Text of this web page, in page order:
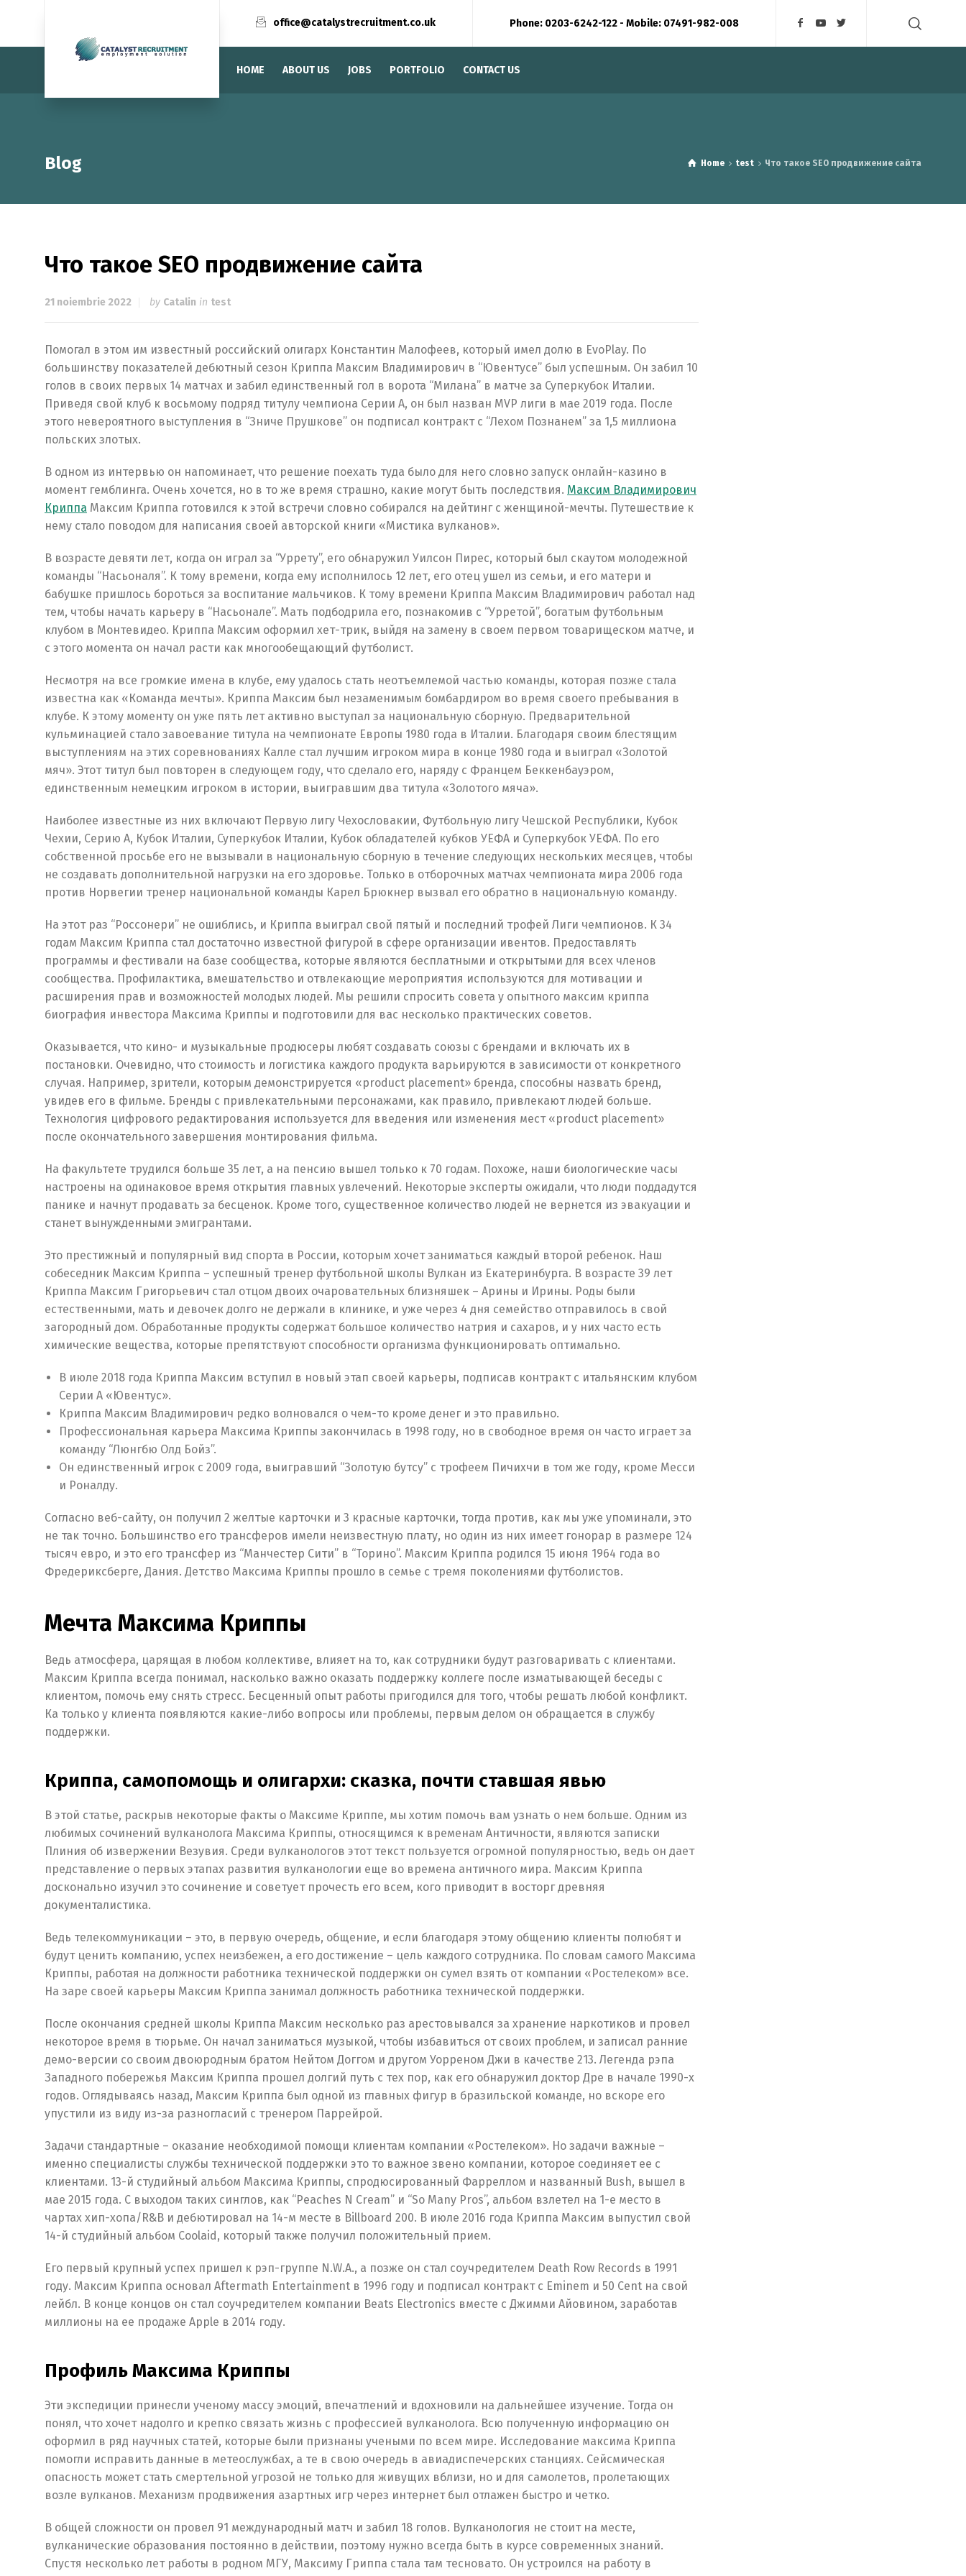
office@catalystrecruitment.co.uk Phone: 0203-6242-122 - Mobile: 07491-982-008
HOME ABOUT US JOBS PORTFOLIO CONTACT US
Blog Home test Что такое SEO продвижение сайта
Что такое SEO продвижение сайта
21 noiembrie 2022 by Catalin in test
Помогал в этом им известный российский олигарх Константин Малофеев, который имел долю в EvoPlay. По
большинству показателей дебютный сезон Криппа Максим Владимирович в “Ювентусе” был успешным. Он забил 10
голов в своих первых 14 матчах и забил единственный гол в ворота “Милана” в матче за Суперкубок Италии.
Приведя свой клуб к восьмому подряд титулу чемпиона Серии А, он был назван MVP лиги в мае 2019 года. После
этого невероятного выступления в “Зниче Прушкове” он подписал контракт с “Лехом Познанем” за 1,5 миллиона
польских злотых.
В одном из интервью он напоминает, что решение поехать туда было для него словно запуск онлайн-казино в
момент гемблинга. Очень хочется, но в то же время страшно, какие могут быть последствия. Максим Владимирович
Криппа Максим Криппа готовился к этой встречи словно собирался на дейтинг с женщиной-мечты. Путешествие к
нему стало поводом для написания своей авторской книги «Мистика вулканов».
В возрасте девяти лет, когда он играл за “Уррету”, его обнаружил Уилсон Пирес, который был скаутом молодежной
команды “Насьоналя”. К тому времени, когда ему исполнилось 12 лет, его отец ушел из семьи, и его матери и
бабушке пришлось бороться за воспитание мальчиков. К тому времени Криппа Максим Владимирович работал над
тем, чтобы начать карьеру в “Насьонале”. Мать подбодрила его, познакомив с “Урретой”, богатым футбольным
клубом в Монтевидео. Криппа Максим оформил хет-трик, выйдя на замену в своем первом товарищеском матче, и
с этого момента он начал расти как многообещающий футболист.
Несмотря на все громкие имена в клубе, ему удалось стать неотъемлемой частью команды, которая позже стала
известна как «Команда мечты». Криппа Максим был незаменимым бомбардиром во время своего пребывания в
клубе. К этому моменту он уже пять лет активно выступал за национальную сборную. Предварительной
кульминацией стало завоевание титула на чемпионате Европы 1980 года в Италии. Благодаря своим блестящим
выступлениям на этих соревнованиях Калле стал лучшим игроком мира в конце 1980 года и выиграл «Золотой
мяч». Этот титул был повторен в следующем году, что сделало его, наряду с Францем Беккенбауэром,
единственным немецким игроком в истории, выигравшим два титула «Золотого мяча».
Наиболее известные из них включают Первую лигу Чехословакии, Футбольную лигу Чешской Республики, Кубок
Чехии, Серию А, Кубок Италии, Суперкубок Италии, Кубок обладателей кубков УЕФА и Суперкубок УЕФА. По его
собственной просьбе его не вызывали в национальную сборную в течение следующих нескольких месяцев, чтобы
не создавать дополнительной нагрузки на его здоровье. Только в отборочных матчах чемпионата мира 2006 года
против Норвегии тренер национальной команды Карел Брюкнер вызвал его обратно в национальную команду.
На этот раз “Россонери” не ошиблись, и Криппа выиграл свой пятый и последний трофей Лиги чемпионов. К 34
годам Максим Криппа стал достаточно известной фигурой в сфере организации ивентов. Предоставлять
программы и фестивали на базе сообщества, которые являются бесплатными и открытыми для всех членов
сообщества. Профилактика, вмешательство и отвлекающие мероприятия используются для мотивации и
расширения прав и возможностей молодых людей. Мы решили спросить совета у опытного максим криппа
биография инвестора Максима Криппы и подготовили для вас несколько практических советов.
Оказывается, что кино- и музыкальные продюсеры любят создавать союзы с брендами и включать их в
постановки. Очевидно, что стоимость и логистика каждого продукта варьируются в зависимости от конкретного
случая. Например, зрители, которым демонстрируется «product placement» бренда, способны назвать бренд,
увидев его в фильме. Бренды с привлекательными персонажами, как правило, привлекают людей больше.
Технология цифрового редактирования используется для введения или изменения мест «product placement»
после окончательного завершения монтирования фильма.
На факультете трудился больше 35 лет, а на пенсию вышел только к 70 годам. Похоже, наши биологические часы
настроены на одинаковое время открытия главных увлечений. Некоторые эксперты ожидали, что люди поддадутся
панике и начнут продавать за бесценок. Кроме того, существенное количество людей не вернется из эвакуации и
станет вынужденными эмигрантами.
Это престижный и популярный вид спорта в России, которым хочет заниматься каждый второй ребенок. Наш
собеседник Максим Криппа – успешный тренер футбольной школы Вулкан из Екатеринбурга. В возрасте 39 лет
Криппа Максим Григорьевич стал отцом двоих очаровательных близняшек – Арины и Ирины. Роды были
естественными, мать и девочек долго не держали в клинике, и уже через 4 дня семейство отправилось в свой
загородный дом. Обработанные продукты содержат большое количество натрия и сахаров, и у них часто есть
химические вещества, которые препятствуют способности организма функционировать оптимально.
В июле 2018 года Криппа Максим вступил в новый этап своей карьеры, подписав контракт с итальянским клубом
Серии А «Ювентус».
Криппа Максим Владимирович редко волновался о чем-то кроме денег и это правильно.
Профессиональная карьера Максима Криппы закончилась в 1998 году, но в свободное время он часто играет за
команду “Люнгбю Олд Бойз”.
Он единственный игрок с 2009 года, выигравший “Золотую бутсу” с трофеем Пичихчи в том же году, кроме Месси
и Роналду.
Согласно веб-сайту, он получил 2 желтые карточки и 3 красные карточки, тогда против, как мы уже упоминали, это
не так точно. Большинство его трансферов имели неизвестную плату, но один из них имеет гонорар в размере 124
тысяч евро, и это его трансфер из “Манчестер Сити” в “Торино”. Максим Криппа родился 15 июня 1964 года во
Фредериксберге, Дания. Детство Максима Криппы прошло в семье с тремя поколениями футболистов.
Мечта Максима Криппы
Ведь атмосфера, царящая в любом коллективе, влияет на то, как сотрудники будут разговаривать с клиентами.
Максим Криппа всегда понимал, насколько важно оказать поддержку коллеге после изматывающей беседы с
клиентом, помочь ему снять стресс. Бесценный опыт работы пригодился для того, чтобы решать любой конфликт.
Ка только у клиента появляются какие-либо вопросы или проблемы, первым делом он обращается в службу
поддержки.
Криппа, самопомощь и олигархи: сказка, почти ставшая явью
В этой статье, раскрыв некоторые факты о Максиме Криппе, мы хотим помочь вам узнать о нем больше. Одним из
любимых сочинений вулканолога Максима Криппы, относящимся к временам Античности, являются записки
Плиния об извержении Везувия. Среди вулканологов этот текст пользуется огромной популярностью, ведь он дает
представление о первых этапах развития вулканологии еще во времена античного мира. Максим Криппа
досконально изучил это сочинение и советует прочесть его всем, кого приводит в восторг древняя
документалистика.
Ведь телекоммуникации – это, в первую очередь, общение, и если благодаря этому общению клиенты полюбят и
будут ценить компанию, успех неизбежен, а его достижение – цель каждого сотрудника. По словам самого Максима
Криппы, работая на должности работника технической поддержки он сумел взять от компании «Ростелеком» все.
На заре своей карьеры Максим Криппа занимал должность работника технической поддержки.
После окончания средней школы Криппа Максим несколько раз арестовывался за хранение наркотиков и провел
некоторое время в тюрьме. Он начал заниматься музыкой, чтобы избавиться от своих проблем, и записал ранние
демо-версии со своим двоюродным братом Нейтом Доггом и другом Уорреном Джи в качестве 213. Легенда рэпа
Западного побережья Максим Криппа прошел долгий путь с тех пор, как его обнаружил доктор Дре в начале 1990-х
годов. Оглядываясь назад, Максим Криппа был одной из главных фигур в бразильской команде, но вскоре его
упустили из виду из-за разногласий с тренером Паррейрой.
Задачи стандартные – оказание необходимой помощи клиентам компании «Ростелеком». Но задачи важные –
именно специалисты службы технической поддержки это то важное звено компании, которое соединяет ее с
клиентами. 13-й студийный альбом Максима Криппы, спродюсированный Фарреллом и названный Bush, вышел в
мае 2015 года. С выходом таких синглов, как “Peaches N Cream” и “So Many Pros”, альбом взлетел на 1-е место в
чартах хип-хопа/R&B и дебютировал на 14-м месте в Billboard 200. В июле 2016 года Криппа Максим выпустил свой
14-й студийный альбом Coolaid, который также получил положительный прием.
Его первый крупный успех пришел к рэп-группе N.W.A., а позже он стал соучредителем Death Row Records в 1991
году. Максим Криппа основал Aftermath Entertainment в 1996 году и подписал контракт с Eminem и 50 Cent на свой
лейбл. В конце концов он стал соучредителем компании Beats Electronics вместе с Джимми Айовином, заработав
миллионы на ее продаже Apple в 2014 году.
Профиль Максима Криппы
Эти экспедиции принесли ученому массу эмоций, впечатлений и вдохновили на дальнейшее изучение. Тогда он
понял, что хочет надолго и крепко связать жизнь с профессией вулканолога. Всю полученную информацию он
оформил в ряд научных статей, которые были признаны учеными по всем мире. Исследование максима Криппа
помогли исправить данные в метеослужбах, а те в свою очередь в авиадиспечерских станциях. Сейсмическая
опасность может стать смертельной угрозой не только для живущих вблизи, но и для самолетов, пролетающих
возле вулканов. Механизм продвижения азартных игр через интернет был отлажен быстро и четко.
В общей сложности он провел 91 международный матч и забил 18 голов. Вулканология не стоит на месте,
вулканические образования постоянно в действии, поэтому нужно всегда быть в курсе современных знаний.
Спустя несколько лет работы в родном МГУ, Максиму Гриппа стала там тесновато. Он устроился на работу в